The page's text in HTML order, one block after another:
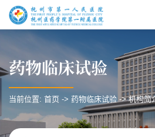
药物临床试验
当前位置: 首页 -> 药物临床试验->机构简